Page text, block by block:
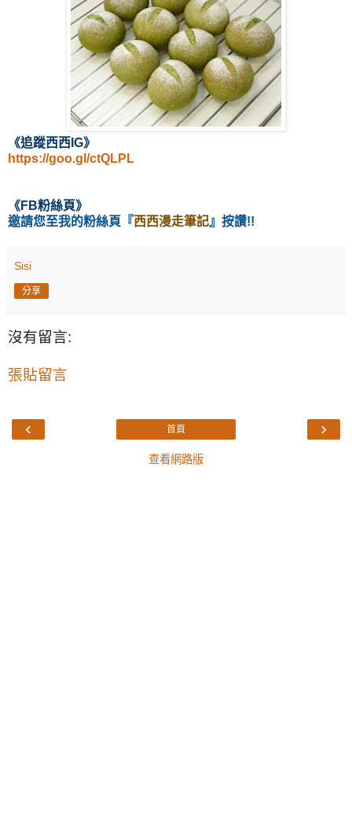
《追蹤西西IG》
https://goo.gl/ctQLPL
《FB粉絲頁》
邀請您至我的粉絲頁
『西西漫走筆記』按讚!!
Sisi
分享
沒有留言:
張貼留言
‹ ›
首頁
查看網路版